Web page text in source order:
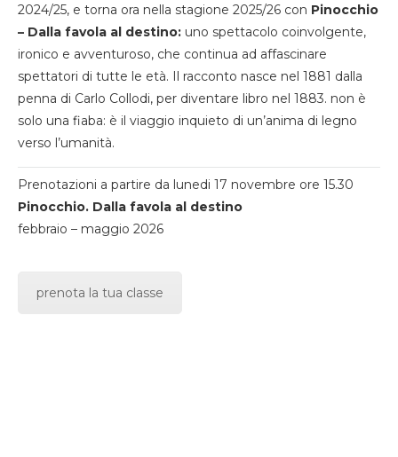
2024/25, e torna ora nella stagione 2025/26 con Pinocchio
– Dalla favola al destino: uno spettacolo coinvolgente,
ironico e avventuroso, che continua ad affascinare
spettatori di tutte le età. Il racconto nasce nel 1881 dalla
penna di Carlo Collodi, per diventare libro nel 1883. non è
solo una fiaba: è il viaggio inquieto di un’anima di legno
verso l’umanità.
Prenotazioni a partire da lunedi 17 novembre ore 15.30
Pinocchio. Dalla favola al destino
febbraio – maggio 2026
prenota la tua classe